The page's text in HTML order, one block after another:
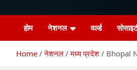
होम नेशनल वर्ल्ड
Home नेशनल मध्य प्रदेश Bhopal